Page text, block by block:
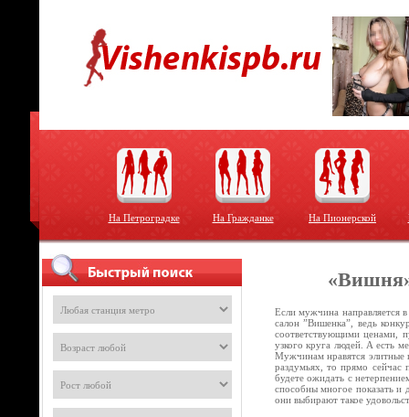
На Петроградке На Гражданке На Пионерской
Если мужчина направляется
салон ”Вишенка”, ведь
соответствующими ценами,
узкого круга людей. А есть
Мужчинам нравятся элитные
раздумьях, то прямо сейчас
будете ожидать с
способны многое показать и
они выбирают такое